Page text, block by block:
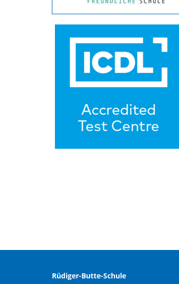
Rüdiger-Butte-Schule